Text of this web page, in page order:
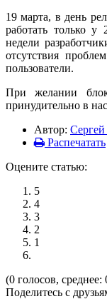
19 марта, в день
работать только
недели
отсутствия
пользователи.
При желании
принудительно в
Автор:
Распечатать
Оцените статью:
5
4
3
2
1
(0 голосов, среднее:
Поделитесь с